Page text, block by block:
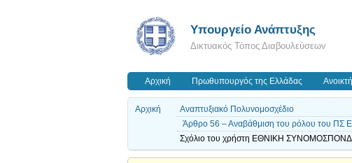
Υπουργείο Ανάπτυξης
Δικτυακός Τόπος Διαβουλεύσεων
Αρχική Πρωθυπουργός της Ελλάδας
Αρχική
Αναπτυξιακό Πολυνομοσχέδιο
Άρθρο 56 – Αναβάθμιση του ρόλου του ΠΣ
Σχόλιο του χρήστη ΕΘΝΙΚΗ